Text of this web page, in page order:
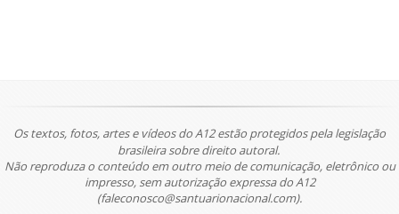
Os textos, fotos, artes e vídeos do A12 estão protegidos pela legislação
brasileira sobre direito autoral.
Não reproduza o conteúdo em outro meio de comunicação, eletrônico ou
impresso, sem autorização expressa do A12
(faleconosco@santuarionacional.com).